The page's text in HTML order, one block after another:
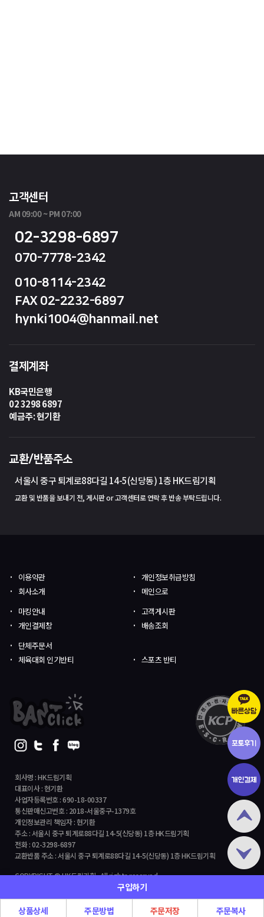
상품상세
구입하기
주문방법
주문저장 주문복사
고객센터
AM 09:00 ~ PM 07:00
02-3298-6897
070-7778-2342
010-8114-2342
FAX 02-2232-6897
hynki1004@hanmail.net
결제계좌
KB국민은행
02 3298 6897
예금주: 현기환
교환/반품주소
서울시 중구 퇴계로88다길 14-5(신당동) 1층 HK드림기획
교환 및 반품을 보내기 전, 게시판 or 고객센터로 연락 후 반송 부탁드립니다.
회사명 : HK드림기획
대표이사 : 현기환
사업자등록번호 : 690-18-00337
통신판매신고번호 : 2018-서울중구-1379호
개인정보관리 책임자 : 현기환
주소 : 서울시 중구 퇴계로88다길 14-5(신당동) 1층 HK드림기획
전화 : 02-3298-6897
교환반품 주소 : 서울시 중구 퇴계로88다길 14-5(신당동) 1층 HK드림기획
COPYRIGHT © HK드림기획 All rights reserved.
이용약관
개인정보취급방침
회사소개
메인으로
마킹안내
고객게시판
개인결제창
배송조회
단체주문서
체육대회 인기반티
스포츠 반티